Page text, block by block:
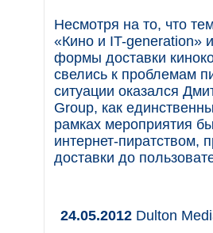
Несмотря на то, что
«Кино и IT-generation»
формы доставки
свелись к проблемам
ситуации оказался
Group, как
рамках мероприятия
интернет-
доставки до
24.05.2012 Dulton